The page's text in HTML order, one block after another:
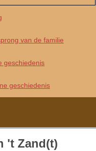
van de familie
geschiedenis
geschiedenis
't Zand(t)